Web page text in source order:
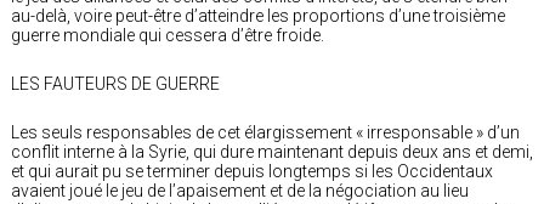
au-delà, voire peut-être d’atteindre les proportions d’une troisième
guerre mondiale qui cessera d’être froide.
LES FAUTEURS DE GUERRE
Les seuls responsables de cet élargissement « irresponsable » d’un
conflit interne à la Syrie, qui dure maintenant depuis deux ans et demi,
et qui aurait pu se terminer depuis longtemps si les Occidentaux
avaient joué le jeu de l’apaisement et de la négociation au lieu